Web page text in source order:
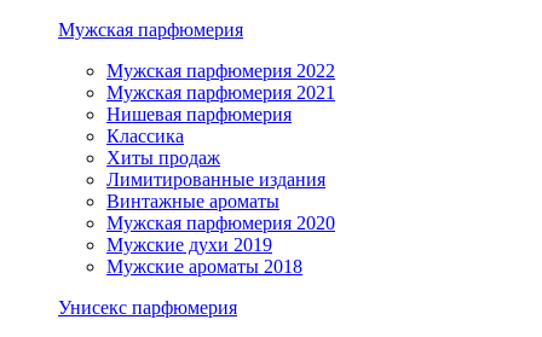
Мужская парфюмерия
Мужская парфюмерия 2022
Мужская парфюмерия 2021
Нишевая парфюмерия
Классика
Хиты продаж
Лимитированные издания
Винтажные ароматы
Мужская парфюмерия 2020
Мужские духи 2019
Мужские ароматы 2018
Унисекс парфюмерия